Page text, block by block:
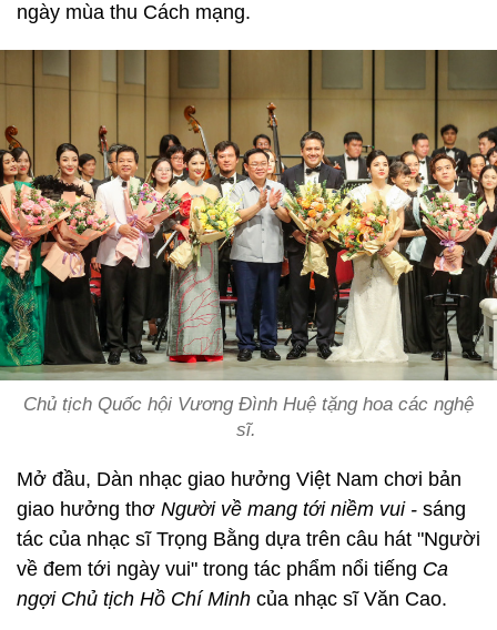
ngày mùa thu Cách mạng.
Chủ tịch Quốc hội Vương Đình Huệ tặng hoa các nghệ
sĩ.
Mở đầu, Dàn nhạc giao hưởng Việt Nam chơi bản
giao hưởng thơ Người về mang tới niềm vui - sáng
tác của nhạc sĩ Trọng Bằng dựa trên câu hát "Người
về đem tới ngày vui" trong tác phẩm nổi tiếng Ca
ngợi Chủ tịch Hồ Chí Minh của nhạc sĩ Văn Cao.